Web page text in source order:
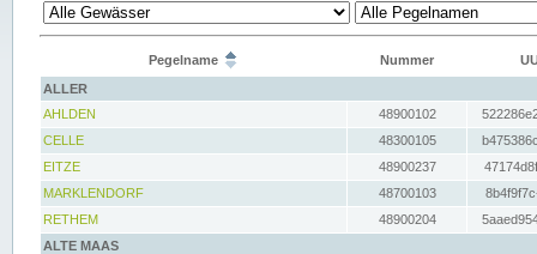
Pegelname Nummer
ALLER
AHLDEN
48900102
CELLE
48300105
EITZE
48900237
MARKLENDORF
48700103
RETHEM
48900204
ALTE MAAS